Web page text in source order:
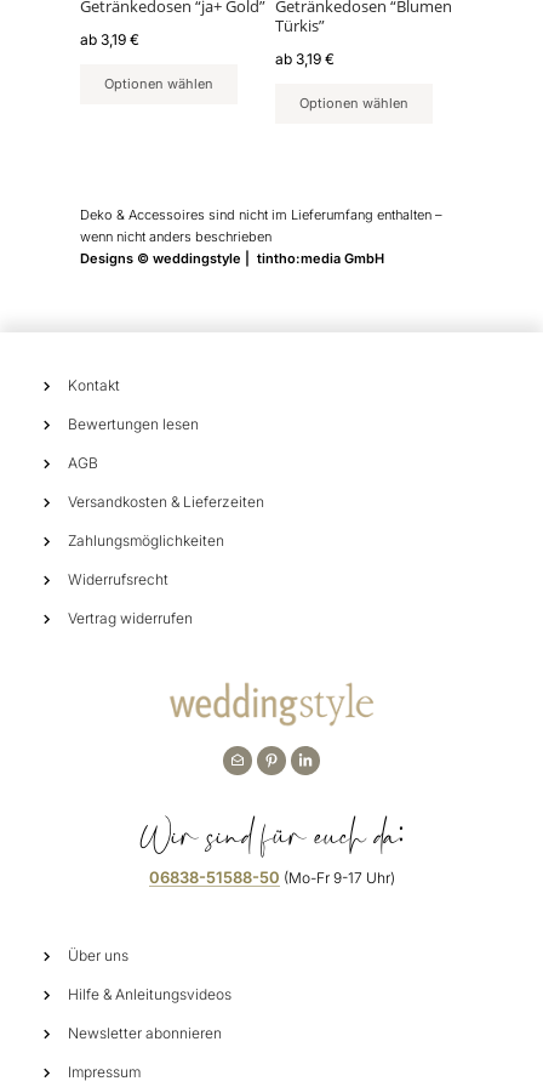
Getränkedosen “ja+ Gold”
ab 3,19 €
Optionen wählen
können
auf
Produktseite
Getränkedosen “Blumen
Türkis”
ab3,19€
Optionen wählen
können
auf
der
gewählt
Deko & Accessoires sind nicht im Lieferumfang enthalten –
wenn nicht anders beschrieben
Designs © weddingstyle | tintho:media GmbH
Kontakt
Bewertungen lesen
AGB
Versandkosten & Lieferzeiten
Zahlungsmöglichkeiten
Widerrufsrecht
Vertrag widerrufen
Wir sind für euch da:
06838-51588-50 (Mo-Fr 9-17 Uhr)
Über uns
Hilfe & Anleitungsvideos
Newsletter abonnieren
Impressum